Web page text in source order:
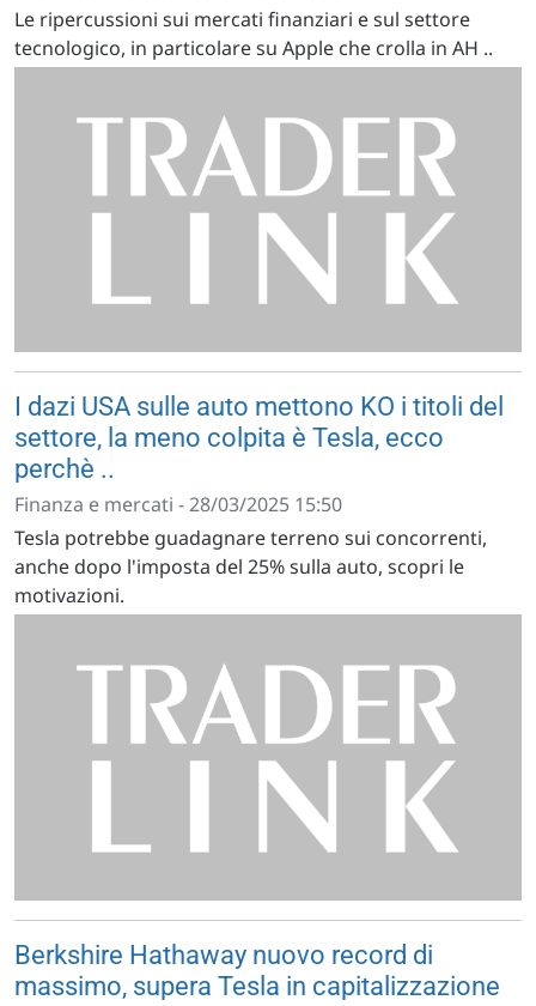
Le ripercussioni sui mercati finanziari e sul settore
tecnologico, in particolare su Apple che crolla in AH ..
I dazi USA sulle auto mettono KO i titoli del
settore, la meno colpita è Tesla, ecco
perchè ..
Finanza e mercati - 28/03/2025 15:50
Tesla potrebbe guadagnare terreno sui concorrenti,
anche dopo l'imposta del 25% sulla auto, scopri le
motivazioni.
Berkshire Hathaway nuovo record di
massimo, supera Tesla in capitalizzazione